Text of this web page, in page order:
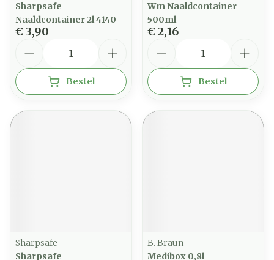
Sharpsafe
Naaldcontainer 2l 4140
€ 3,90
Bestel
Wm Naaldcontainer
500ml
€ 2,16
Bestel
Sharpsafe
Sharpsafe
B. Braun
Medibox 0,8l